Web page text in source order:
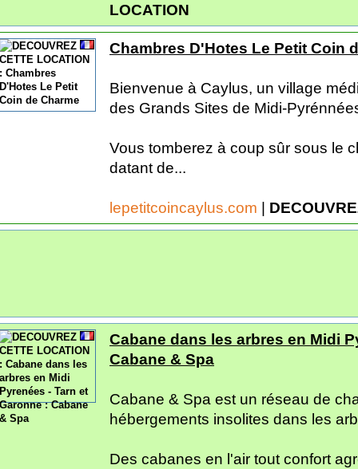
LOCATION
Chambres D'Hotes Le Petit Coin
Bienvenue à Caylus, un village
des Grands Sites de Midi-
Vous tomberez à coup sûr sous le
datant de...
lepetitcoincaylus.com |
Cabane dans les arbres en Midi
Cabane & Spa
Cabane & Spa est un réseau de
hébergements insolites dans les
Des cabanes en l'air tout confort